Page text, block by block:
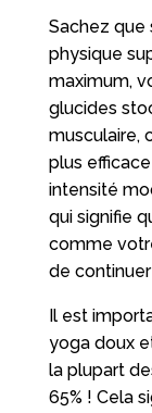
Sachez que
physique
maximum,
glucides
musculaire,
plus
intensité
qui signifie
comme
de
Il est
yoga doux
la plupart
65% ! Cela